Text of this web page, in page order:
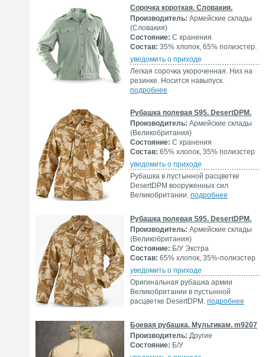
Сорочка короткая. Словакия.
Производитель: Армейские склады
(Словакия)
Состояние: С хранения
Состав: 35% хлопок, 65% полиэстер.
уведомить о приходе
Легкая сорочка укороченная. Низ на
резинке. Носится навыпуск.
подробнее
Рубашка полевая S95. DesertDPM.
Производитель: Армейские склады
(Великобритания)
Состояние: С хранения
Состав: 65% хлопок, 35% полиэстер
уведомить о приходе
Рубашка в пустынной расцветке
DesertDPM вооруженных сил
Великобритании. подробнее
Рубашка полевая S95. DesertDPM.
Производитель: Армейские склады
(Великобритания)
Состояние: Б/У Экстра
Состав: 65% хлопок, 35%-полиэстер
уведомить о приходе
Оригинальная рубашка армии
Великобритании в пустынной
расцветке DesertDPM. подробнее
Боевая рубашка. Мультикам. m9207
Производитель: Другие
Состояние: Б/У